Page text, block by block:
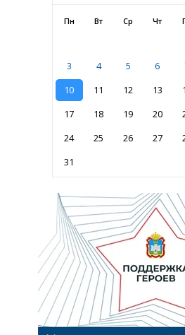
Пн Вт Ср Чт
3
4 5 6
10
11 12 13
17
18 19 20
24
25 26 27
31